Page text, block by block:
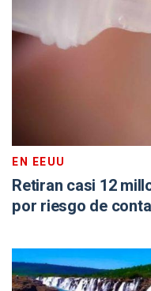
EN EEUU
Retiran casi 12
por riesgo de